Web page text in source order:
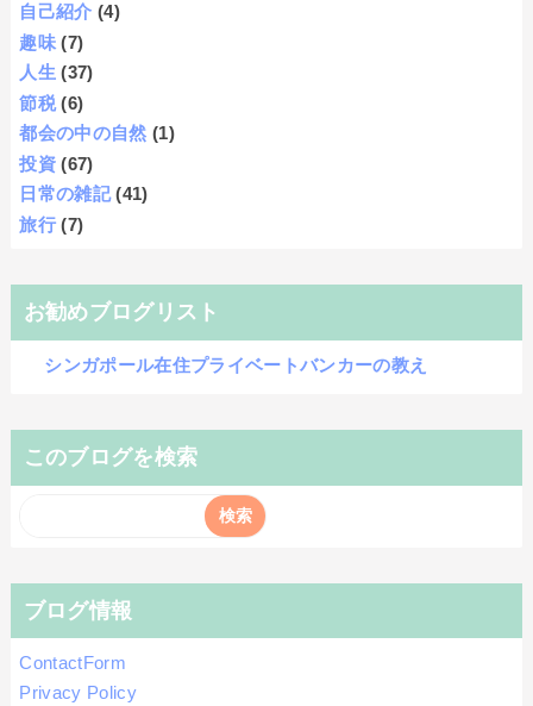
自己紹介 (4)
趣味 (7)
人生 (37)
節税 (6)
都会の中の自然 (1)
投資 (67)
日常の雑記 (41)
旅行 (7)
お勧めブログリスト
シンガポール在住プライベートバンカーの教え
このブログを検索
ブログ情報
ContactForm
Privacy Policy